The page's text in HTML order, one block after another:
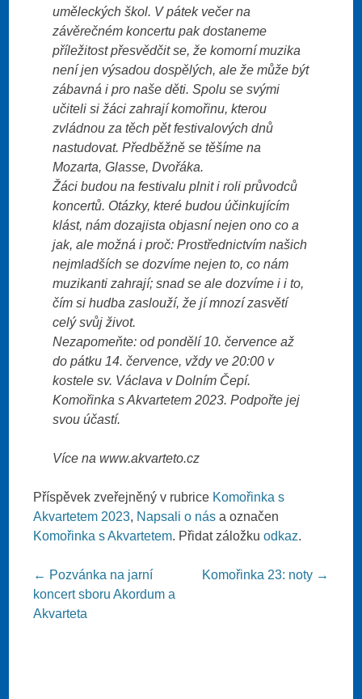
uměleckých škol. V pátek večer na
závěrečném koncertu pak dostaneme
příležitost přesvědčit se, že komorní muzika
není jen výsadou dospělých, ale že může být
zábavná i pro naše děti. Spolu se svými
učiteli si žáci zahrají komořinu, kterou
zvládnou za těch pět festivalových dnů
nastudovat. Předběžně se těšíme na
Mozarta, Glasse, Dvořáka.
Žáci budou na festivalu plnit i roli průvodců
koncertů. Otázky, které budou účinkujícím
klást, nám dozajista objasní nejen ono co a
jak, ale možná i proč: Prostřednictvím našich
nejmladších se dozvíme nejen to, co nám
muzikanti zahrají; snad se ale dozvíme i i to,
čím si hudba zaslouží, že jí mnozí zasvětí
celý svůj život.
Nezapomeňte: od pondělí 10. července až
do pátku 14. července, vždy ve 20:00 v
kostele sv. Václava v Dolním Čepí.
Komořinka s Akvartetem 2023. Podpořte jej
svou účastí.
Více na www.akvarteto.cz
Příspěvek zveřejněný v rubrice Komořinka s
Akvartetem 2023, Napsali o nás a označen
Komořinka s Akvartetem. Přidat záložkuodkaz.
Post navigation
← Pozvánka na jarní
koncert sboru Akordum a
Akvarteta
Komořinka 23: noty →